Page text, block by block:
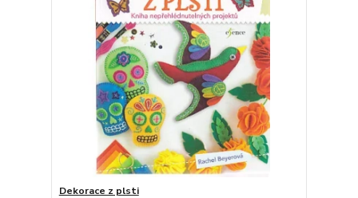
Dekorace z plsti